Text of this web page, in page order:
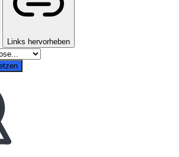
Links hervorheben